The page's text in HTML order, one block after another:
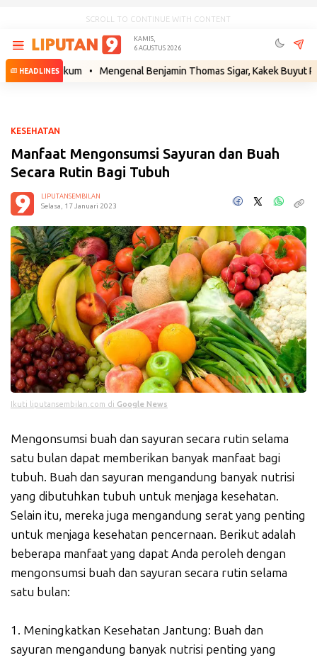
SCROLL TO CONTINUE WITH CONTENT
KAMIS,
6 AGUSTUS 2026
HEADLINES
Hukum • Mengenal Benjamin Thomas Sigar, Kakek Buyut Prabowo
KESEHATAN
Manfaat Mengonsumsi Sayuran dan Buah
Secara Rutin Bagi Tubuh
LIPUTANSEMBILAN
Selasa, 17 Januari 2023
Ikuti liputansembilan.com di Google News
Mengonsumsi buah dan sayuran secara rutin selama
satu bulan dapat memberikan banyak manfaat bagi
tubuh. Buah dan sayuran mengandung banyak nutrisi
yang dibutuhkan tubuh untuk menjaga kesehatan.
Selain itu, mereka juga mengandung serat yang penting
untuk menjaga kesehatan pencernaan. Berikut adalah
beberapa manfaat yang dapat Anda peroleh dengan
mengonsumsi buah dan sayuran secara rutin selama
satu bulan:
1. Meningkatkan Kesehatan Jantung: Buah dan
sayuran mengandung banyak nutrisi penting yang